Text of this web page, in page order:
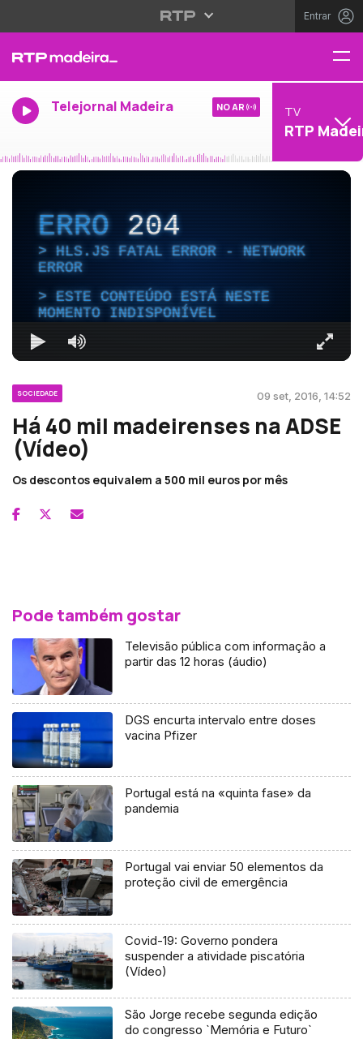
Entrar
Telejornal Madeira NO AR TV
RTP
ERRO204
HLS.JS FATAL ERROR - NETWORK
ERROR
ESTE CONTEÚDO ESTÁ NESTE
MOMENTO INDISPONÍVEL
SOCIEDADE 09 set, 2016, 14:52
Há 40 mil madeirenses na ADSE
(Vídeo)
Os descontos equivalem a 500 mil euros por mês
Pode também gostar
Televisão pública com informação a
partir das 12 horas (áudio)
DGS encurta intervalo entre doses
vacina Pfizer
Portugal está na «quinta fase» da
pandemia
Portugal vai enviar 50 elementos da
proteção civil de emergência
Covid-19: Governo pondera
suspender a atividade piscatória
(Vídeo)
São Jorge recebe segunda edição
do congresso `Memória e Futuro`